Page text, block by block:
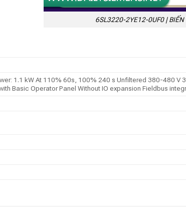
6SL3220-2YE12-0UF0 | BIẾN
1.1 kW At 110% 60s, 100% 240 s Unfiltered 380-480
Basic Operator Panel Without IO expansion Fieldbus